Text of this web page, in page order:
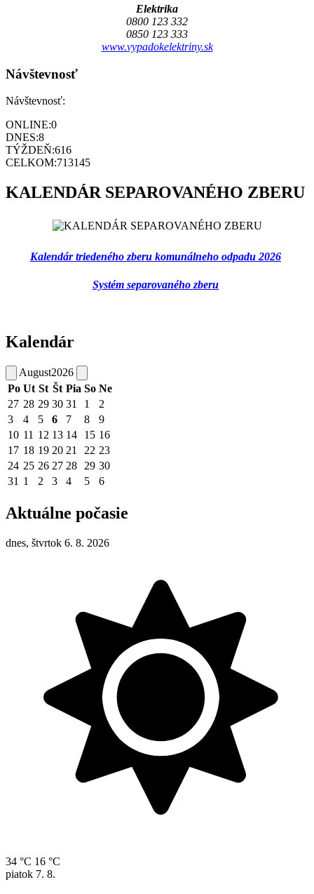
Elektrika
0800 123 332
0850 123 333
www.vypadokelektriny.sk
Návštevnosť
Návštevnosť:
ONLINE:0
DNES:8
TÝŽDEŇ:616
CELKOM:713145
KALENDÁR SEPAROVANÉHO ZBERU
Kalendár triedeného zberu komunálneho odpadu 2026
Systém separovaného zberu
Kalendár
August2026
Po Ut St Št Pia So Ne
27 28 29 30 31 1
2
3
4 5 6 7 8
9
10 11 12 13 14 15 16
17 18 19 20 21 22 23
24 25 26 27 28 29 30
31 1 2 3 4 5 6
Aktuálne počasie
dnes, štvrtok 6. 8. 2026
34 °C 16 °C
piatok 7. 8.